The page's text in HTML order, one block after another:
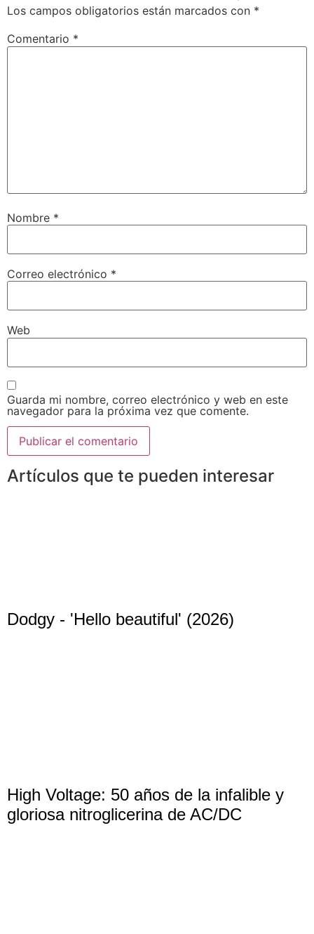
Los campos obligatorios están marcados con *
Comentario *
Nombre *
Correo electrónico *
Web
Guarda mi nombre, correo electrónico y web en este
navegador para la próxima vez que comente.
Artículos que te pueden interesar
Dodgy - 'Hello beautiful' (2026)
High Voltage: 50 años de la infalible y
gloriosa nitroglicerina de AC/DC